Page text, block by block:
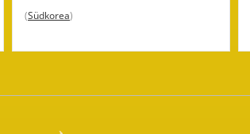
(Südkorea)